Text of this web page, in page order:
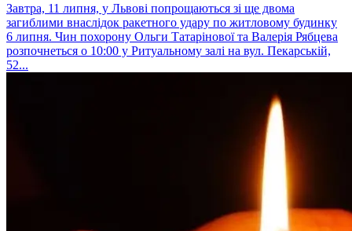
Завтра, 11 липня, у Львові попрощаються зі ще двома
загиблими внаслідок ракетного удару по житловому будинку
6 липня. Чин похорону Ольги Татарінової та Валерія Рябцева
розпочнеться о 10:00 у Ритуальному залі на вул. Пекарській,
52...